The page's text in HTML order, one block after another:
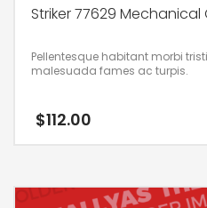
Striker 77629
Pellentesque habitant morbi
malesuada fames ac turpis.
$112.00